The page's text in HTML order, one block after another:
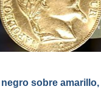
sobre amarillo,